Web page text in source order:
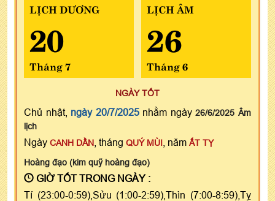
LỊCH DƯƠNG
20
Tháng 7
LỊCH ÂM
26
Tháng 6
NGÀY TỐT
Chủ nhật, ngày 20/7/2025nhằm ngày26/6/2025 Âm
lịch
Ngày CANH DẦN , tháng QUÝ MÙI , năm ẤT TỴ
Hoàng đạo (kim quỹ hoàng đạo)
GIỜ TỐT TRONG NGÀY :
Tí (23:00-0:59),Sửu (1:00-2:59),Thìn (7:00-8:59),Tỵ